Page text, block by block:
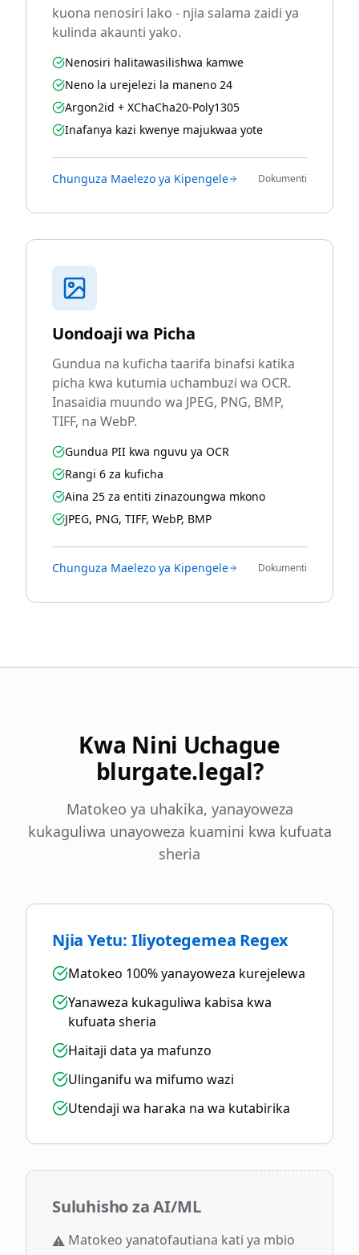
kuona nenosiri lako - njia salama zaidi ya
kulinda akaunti yako.
Nenosiri halitawasilishwa kamwe
Neno la urejelezi la maneno 24
Argon2id + XChaCha20-Poly1305
Inafanya kazi kwenye majukwaa yote
Chunguza Maelezo ya Kipengele Dokumenti
Uondoaji wa Picha
Gundua na kuficha taarifa binafsi katika
picha kwa kutumia uchambuzi wa OCR.
Inasaidia muundo wa JPEG, PNG, BMP,
TIFF, na WebP.
Gundua PII kwa nguvu ya OCR
Rangi 6 za kuficha
Aina 25 za entiti zinazoungwa mkono
JPEG, PNG, TIFF, WebP, BMP
Chunguza Maelezo ya Kipengele Dokumenti
Kwa Nini Uchague
blurgate.legal?
Matokeo ya uhakika, yanayoweza
kukaguliwa unayoweza kuamini kwa kufuata
sheria
Njia Yetu: Iliyotegemea Regex
Matokeo 100% yanayoweza kurejelewa
Yanaweza kukaguliwa kabisa kwa
kufuata sheria
Haitaji data ya mafunzo
Ulinganifu wa mifumo wazi
Utendaji wa haraka na wa kutabirika
Suluhisho za AI/ML
⚠️ Matokeo yanatofautiana kati ya mbio